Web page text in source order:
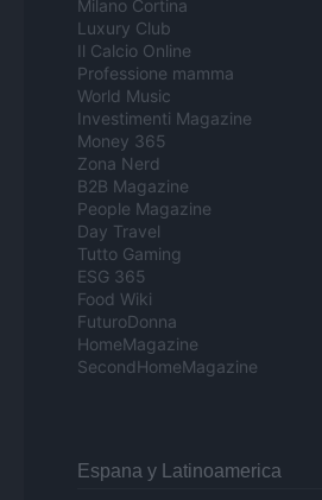
Milano Cortina
Luxury Club
Il Calcio Online
Professione mamma
World Music
Investimenti Magazine
Money 365
Zona Nerd
B2B Magazine
People Magazine
Day Travel
Tutto Gaming
ESG 365
Food Wiki
FuturoDonna
HomeMagazine
SecondHomeMagazine
Espana y Latinoamerica